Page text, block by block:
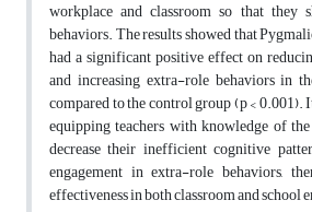
workplace and classroom so that they
behaviors. The results showed that
had a significant positive effect on
and increasing extra-role behaviors in
compared to the control group (p < 0.001).
equipping teachers with knowledge of
decrease their inefficient cognitive
engagement in extra-role behaviors,
effectiveness in both classroom and school